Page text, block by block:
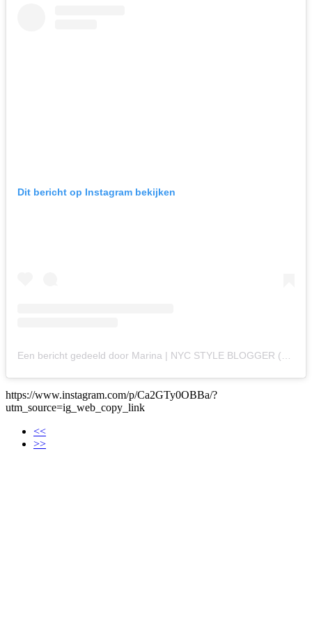
Dit bericht op Instagram bekijken
https://www.instagram.com/p/Ca2GTy0OBBa/?
utm_source=ig_web_copy_link
<<
>>